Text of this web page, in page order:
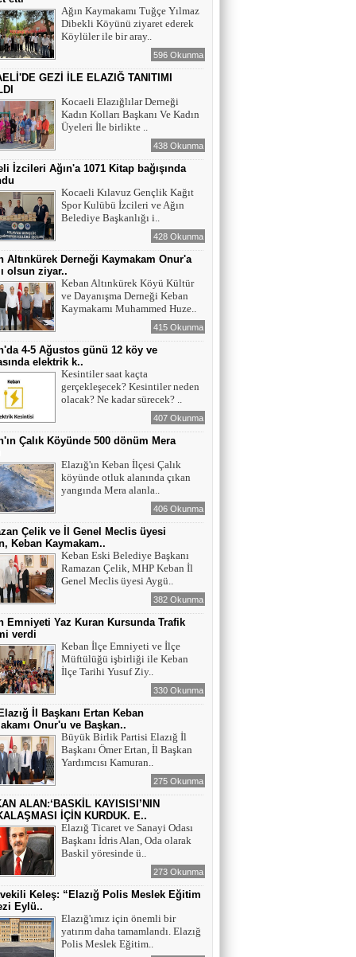
YAZAR-ŞAİR MİRAÇ DOĞAN
Mavi Işık İnsanları
EĞİTİMCİ-YAZAR TUNER
ENGELLİ İNSANLARIN ENGELLİ
YERİNE FAZLA BAKMAK
EĞİTİMCİ - YAZAR : MİDRAN YOKUŞ
DİKİLİ TAŞLAR - 8
Ağın Kaymakamı Tuğçe Yılmaz
Dibekli Köyünü ziyaret ederek
Köylüler ile bir aray..
596 Okunma
GEZİ İLE ELAZIĞ TANITIMI
Kocaeli Elazığlılar Derneği
Kadın Kolları Başkanı Ve Kadın
Üyeleri İle birlikte ..
438 Okunma
İzcileri Ağın'a 1071 Kitap bağışında
Kocaeli Kılavuz Gençlik Kağıt
Spor Kulübü İzcileri ve Ağın
Belediye Başkanlığı i..
428 Okunma
Altınkürek Derneği Kaymakam Onur'a
olsun ziyar..
Keban Altınkürek Köyü Kültür
ve Dayanışma Derneği Keban
Kaymakamı Muhammed Huze..
415 Okunma
4-5 Ağustos günü 12 köy ve
elektrik k..
Kesintiler saat kaçta
gerçekleşecek? Kesintiler neden
olacak? Ne kadar sürecek? ..
407 Okunma
Çalık Köyünde 500 dönüm Mera
Elazığ'ın Keban İlçesi Çalık
köyünde otluk alanında çıkan
yangında Mera alanla..
406 Okunma
Çelik ve İl Genel Meclis üyesi
Keban Kaymakam..
Keban Eski Belediye Başkanı
Ramazan Çelik, MHP Keban İl
Genel Meclis üyesi Aygü..
382 Okunma
Emniyeti Yaz Kuran Kursunda Trafik
verdi
Keban İlçe Emniyeti ve İlçe
Müftülüğü işbirliği ile Keban
İlçe Tarihi Yusuf Ziy..
330 Okunma
İl Başkanı Ertan Keban
Onur'u ve Başkan..
Büyük Birlik Partisi Elazığ İl
Başkanı Ömer Ertan, İl Başkan
Yardımcısı Kamuran..
275 Okunma
ALAN:‘BASKİL KAYISISI’NIN
İÇİN KURDUK. E..
Elazığ Ticaret ve Sanayi Odası
Başkanı İdris Alan, Oda olarak
Baskil yöresinde ü..
273 Okunma
Keleş: “Elazığ Polis Meslek Eğitim
Eylü..
Elazığ'ımız için önemli bir
yatırım daha tamamlandı. Elazığ
Polis Meslek Eğitim..